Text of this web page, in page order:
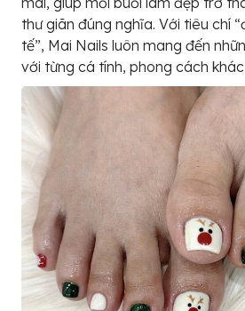
thư giãn đúng nghĩa. Với tiêu chí
tế”, Mai Nails luôn mang đến
với từng cá tính, phong cách khác